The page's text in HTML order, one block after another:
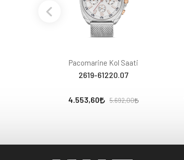
Pacomarine Kol Saati
2619-61220.07
4.553,60 5.692,00